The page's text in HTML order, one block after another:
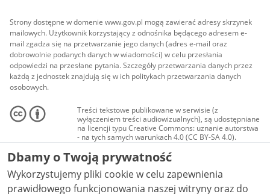
Strony dostępne w domenie www.gov.pl mogą zawierać adresy skrzynek
mailowych. Użytkownik korzystający z odnośnika będącego adresem e-
mail zgadza się na przetwarzanie jego danych (adres e-mail oraz
dobrowolnie podanych danych w wiadomości) w celu przesłania
odpowiedzi na przesłane pytania. Szczegóły przetwarzania danych przez
każdą z jednostek znajdują się w ich politykach przetwarzania danych
osobowych.
Treści tekstowe publikowane w serwisie (z
wyłączeniem treści audiowizualnych), są udostępniane
na licencji typu Creative Commons: uznanie autorstwa
- na tych samych warunkach 4.0 (CC BY-SA 4.0).
Materiały audiowizualne, w tym zdjęcia, materiały
audio i wideo, są udostępniane na licencji typu
Creative Commons: uznanie autorstwa użycie
niekomercyjne - bez utworów zależnych 4.0 (CC BY-
NC-ND 4.0), o ile nie jest to stwierdzone inaczej.
Dbamy o Twoją prywatność
Wykorzystujemy pliki cookie w celu zapewnienia
prawidłowego funkcjonowania naszej witryny oraz do